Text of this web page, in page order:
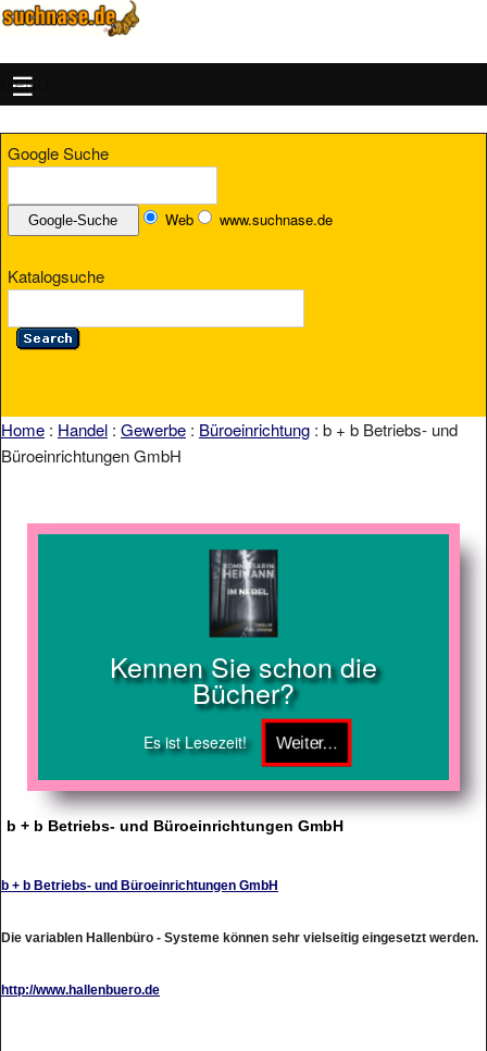
MENU
Google Suche
Web www.suchnase.de
Katalogsuche
Home : Handel : Gewerbe : Büroeinrichtung : b + b Betriebs- und
Büroeinrichtungen GmbH
Kennen Sie schon die
Bücher?
Es ist Lesezeit!
b + b Betriebs- und Büroeinrichtungen GmbH
b + b Betriebs- und Büroeinrichtungen GmbH
Die variablen Hallenbüro - Systeme können sehr vielseitig eingesetzt werden.
http://www.hallenbuero.de